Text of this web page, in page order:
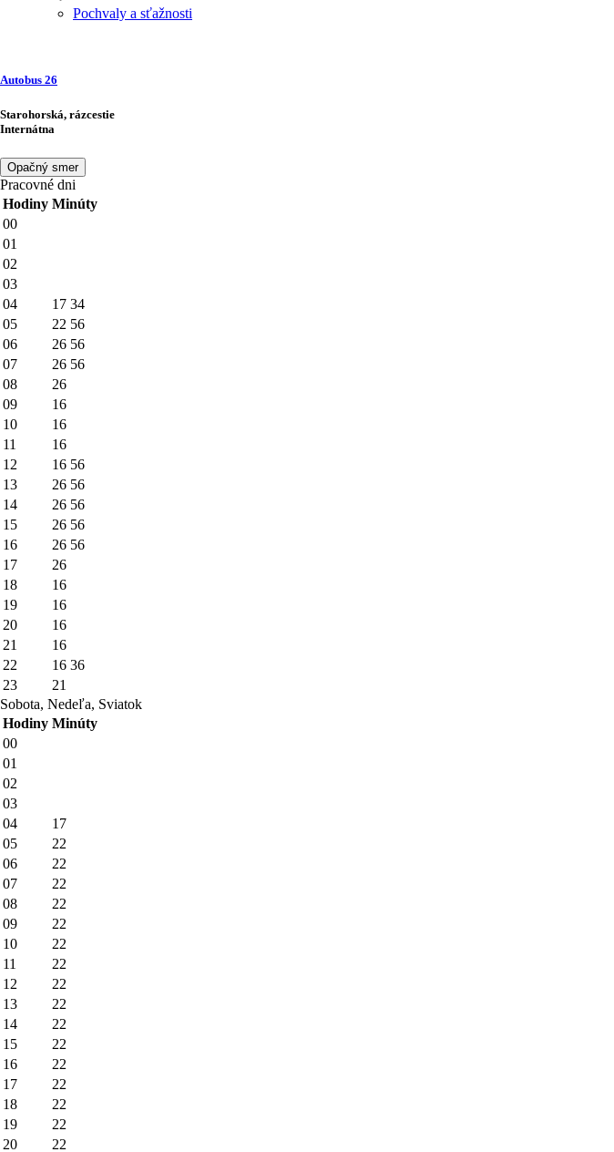
Pochvaly a sťažnosti
Autobus 26
Starohorská, rázcestie
Internátna
Opačný smer
Pracovné dni
Hodiny Minúty
00
01
02
03
04
17 34
05
22 56
06
26 56
07
26 56
08
26
09
16
10
16
11
16
12
16 56
13
26 56
14
26 56
15
26 56
16
26 56
17
26
18
16
19
16
20
16
21
16
22
16 36
23
21
Sobota, Nedeľa, Sviatok
Hodiny Minúty
00
01
02
03
04
17
05
22
06
22
07
22
08
22
09
22
10
22
11
22
12
22
13
22
14
22
15
22
16
22
17
22
18
22
19
22
20
22